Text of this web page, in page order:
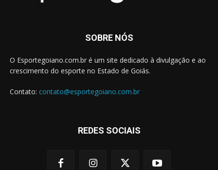
SOBRE NÓS
O Esportegoiano.com.br é um site dedicado à divulgação e ao
crescimento do esporte no Estado de Goiás.
Contato: contato@esportegoiano.com.br
REDES SOCIAIS